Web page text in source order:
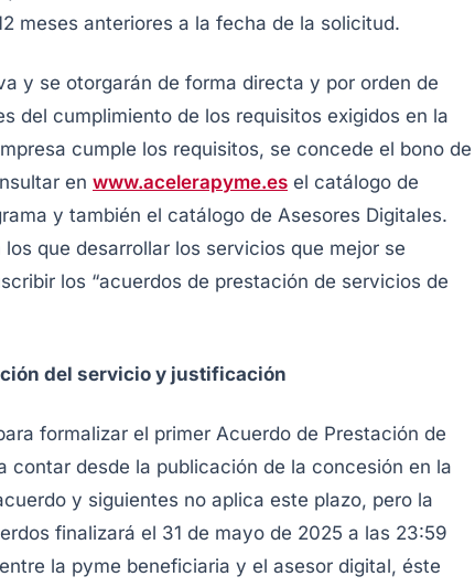
meses anteriores a la fecha de la solicitud.
y se otorgarán de forma directa y por orden de
del cumplimiento de los requisitos exigidos en la
cumple los requisitos, se concede el bono de
en www.acelerapyme.es el catálogo de
y también el catálogo de Asesores Digitales.
que desarrollar los servicios que mejor se
los “acuerdos de prestación de servicios de
del servicio y justificación
formalizar el primer Acuerdo de Prestación de
contar desde la publicación de la concesión en la
y siguientes no aplica este plazo, pero la
finalizará el 31 de mayo de 2025 a las 23:59
la pyme beneficiaria y el asesor digital, éste